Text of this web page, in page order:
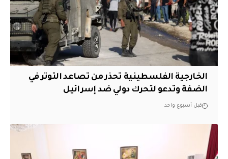
الخارجية الفلسطينية تحذر من تصاعد التوتر في
الضفة وتدعو لتحرك دولي ضد إسرائيل
قبل أسبوع واحد